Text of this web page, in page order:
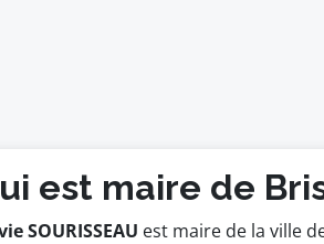
est maire de
SOURISSEAU est maire de la ville